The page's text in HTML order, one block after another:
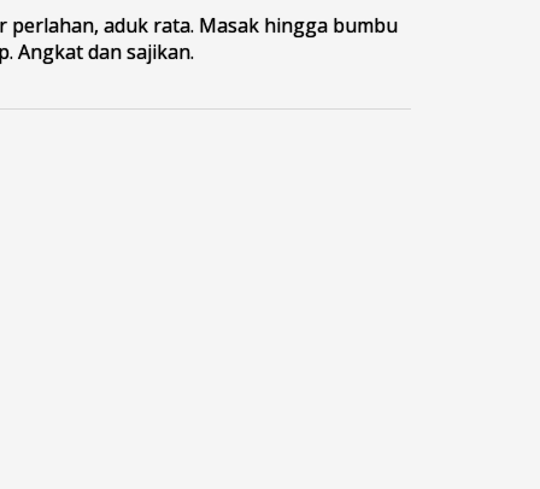
perlahan, aduk rata. Masak hingga bumbu
Angkat dan sajikan.